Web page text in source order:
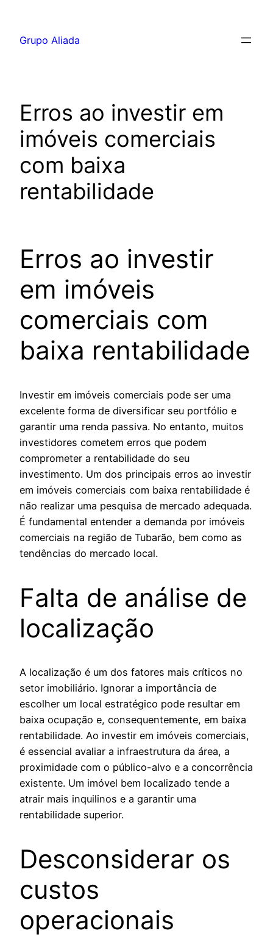
Grupo Aliada
Erros ao investir em
imóveis comerciais
com baixa
rentabilidade
Erros ao investir
em imóveis
comerciais com
baixa rentabilidade
Investir em imóveis comerciais pode ser uma
excelente forma de diversificar seu portfólio e
garantir uma renda passiva. No entanto, muitos
investidores cometem erros que podem
comprometer a rentabilidade do seu
investimento. Um dos principais erros ao investir
em imóveis comerciais com baixa rentabilidade é
não realizar uma pesquisa de mercado adequada.
É fundamental entender a demanda por imóveis
comerciais na região de Tubarão, bem como as
tendências do mercado local.
Falta de análise de
localização
A localização é um dos fatores mais críticos no
setor imobiliário. Ignorar a importância de
escolher um local estratégico pode resultar em
baixa ocupação e, consequentemente, em baixa
rentabilidade. Ao investir em imóveis comerciais,
é essencial avaliar a infraestrutura da área, a
proximidade com o público-alvo e a concorrência
existente. Um imóvel bem localizado tende a
atrair mais inquilinos e a garantir uma
rentabilidade superior.
Desconsiderar os
custos
operacionais